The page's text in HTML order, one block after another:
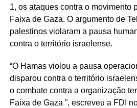
1, os ataques contra o movimento
Faixa de Gaza. O argumento de
palestinos violaram a pausa
contra o território israelense.
“O Hamas violou a pausa
disparou contra o território
o combate contra a organização
Faixa de Gaza ”, escreveu a FDI